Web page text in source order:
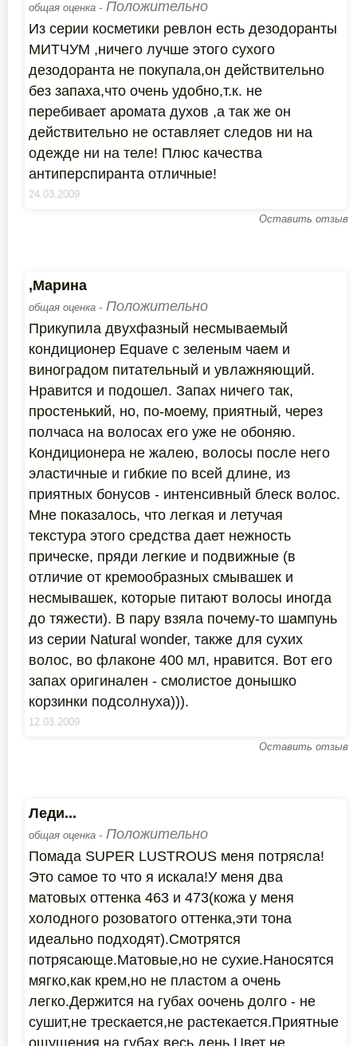
общая оценка - Положительно
Из серии косметики ревлон есть дезодоранты
МИТЧУМ ,ничего лучше этого сухого
дезодоранта не покупала,он действительно
без запаха,что очень удобно,т.к. не
перебивает аромата духов ,а так же он
действительно не оставляет следов ни на
одежде ни на теле! Плюс качества
антиперспиранта отличные!
24.03.2009
Оставить отзыв
,Марина
общая оценка - Положительно
Прикупила двухфазный несмываемый
кондиционер Equave с зеленым чаем и
виноградом питательный и увлажняющий.
Нравится и подошел. Запах ничего так,
простенький, но, по-моему, приятный, через
полчаса на волосах его уже не обоняю.
Кондиционера не жалею, волосы после него
эластичные и гибкие по всей длине, из
приятных бонусов - интенсивный блеск волос.
Мне показалось, что легкая и летучая
текстура этого средства дает нежность
прическе, пряди легкие и подвижные (в
отличие от кремообразных смывашек и
несмывашек, которые питают волосы иногда
до тяжести). В пару взяла почему-то шампунь
из серии Natural wonder, также для сухих
волос, во флаконе 400 мл, нравится. Вот его
запах оригинален - смолистое донышко
корзинки подсолнуха))).
12.03.2009
Оставить отзыв
Леди...
общая оценка - Положительно
Помада SUPER LUSTROUS меня потрясла!
Это самое то что я искала!У меня два
матовых оттенка 463 и 473(кожа у меня
холодного розоватого оттенка,эти тона
идеально подходят).Смотрятся
потрясающе.Матовые,но не сухие.Наносятся
мягко,как крем,но не пластом а очень
легко.Держится на губах оочень долго - не
сушит,не трескается,не растекается.Приятные